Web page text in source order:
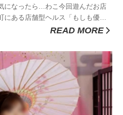
になったら…わこ今回遊んだお店
ある店舗型ヘルス「もしも優し
…」優しいお姉さんの本気のキス
気になるとどんなプレイができる
READ MORE